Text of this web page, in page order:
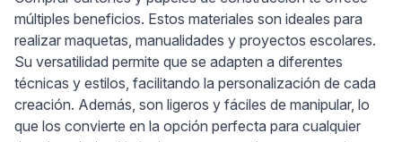
múltiples beneficios. Estos materiales son ideales para
realizar maquetas, manualidades y proyectos escolares.
Su versatilidad permite que se adapten a diferentes
técnicas y estilos, facilitando la personalización de cada
creación. Además, son ligeros y fáciles de manipular, lo
que los convierte en la opción perfecta para cualquier